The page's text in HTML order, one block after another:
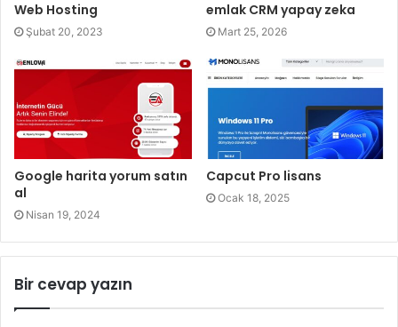
Web Hosting
Şubat 20, 2023
emlak CRM yapay zeka
Mart 25, 2026
Google harita yorum satın
al
Nisan 19, 2024
Capcut Pro lisans
Ocak 18, 2025
Bir cevap yazın